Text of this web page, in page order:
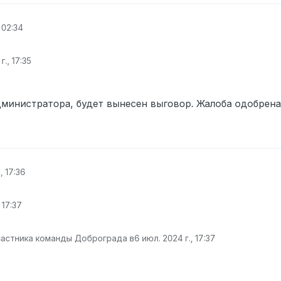
17:35
будет вынесен выговор. Жалоба одобрена
17:36
команды Доброграда в6 июл. 2024 г., 17:37